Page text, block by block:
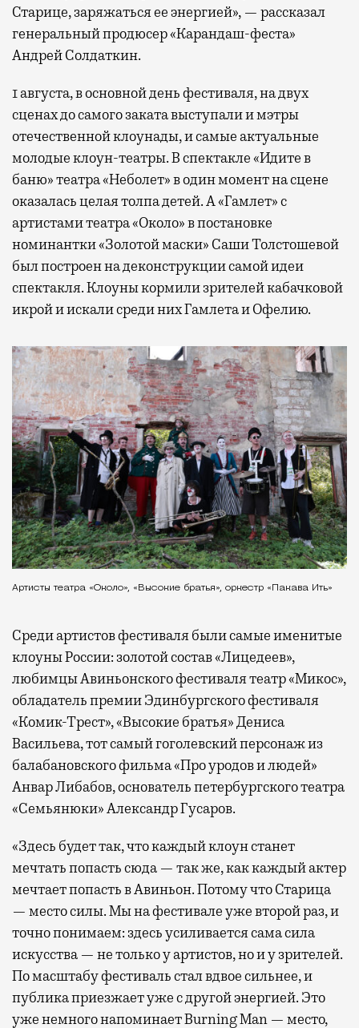
Старице, заряжаться ее энергией», — рассказал
генеральный продюсер «Карандаш-феста»
Андрей Солдаткин.
1 августа, в основной день фестиваля, на двух
сценах до самого заката выступали и мэтры
отечественной клоунады, и самые актуальные
молодые клоун-театры. В спектакле «Идите в
баню» театра «Неболет» в один момент на сцене
оказалась целая толпа детей. А «Гамлет» с
артистами театра «Около» в постановке
номинантки «Золотой маски» Саши Толстошевой
был построен на деконструкции самой идеи
спектакля. Клоуны кормили зрителей кабачковой
икрой и искали среди них Гамлета и Офелию.
Артисты театра «Около», «Высокие братья», оркестр «Пакава Ить»
Среди артистов фестиваля были самые именитые
клоуны России: золотой состав «Лицедеев»,
любимцы Авиньонского фестиваля театр «Микос»,
обладатель премии Эдинбургского фестиваля
«Комик-Трест», «Высокие братья» Дениса
Васильева, тот самый гоголевский персонаж из
балабановского фильма «Про уродов и людей»
Анвар Либабов, основатель петербургского театра
«Семьянюки» Александр Гусаров.
«Здесь будет так, что каждый клоун станет
мечтать попасть сюда — так же, как каждый актер
мечтает попасть в Авиньон. Потому что Старица
— место силы. Мы на фестивале уже второй раз, и
точно понимаем: здесь усиливается сама сила
искусства — не только у артистов, но и у зрителей.
По масштабу фестиваль стал вдвое сильнее, и
публика приезжает уже с другой энергией. Это
уже немного напоминает Burning Man — место,